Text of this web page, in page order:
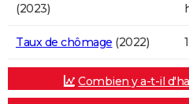
(2023)
Taux de chômage (2022)
Combien y a-t-il